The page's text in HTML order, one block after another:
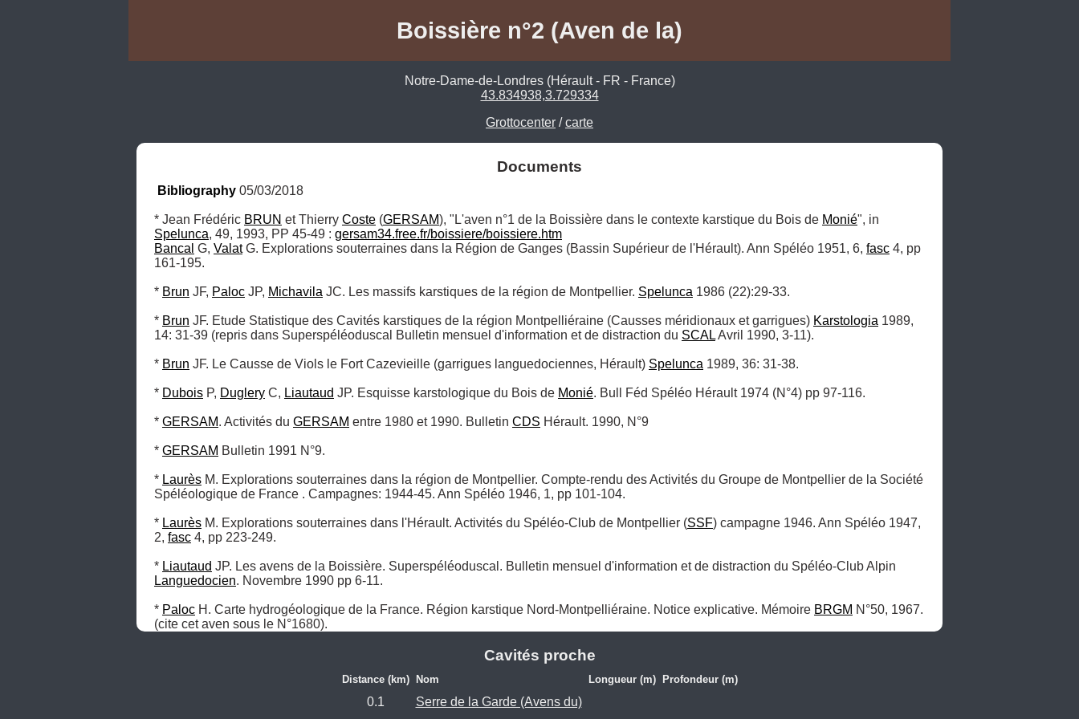
Boissière n°2 (Aven de la)
Notre-Dame-de-Londres (Hérault - FR - France)
43.834938,3.729334
Grottocenter /carte
Documents
Bibliography 05/03/2018
* Jean Frédéric BRUN et Thierry Coste (GERSAM), "L'aven n°1 de la Boissière dans le contexte karstique du Bois de Monié
Spelunca, 49, 1993, PP 45-49 : gersam34.free.fr/boissiere/boissiere.htm
Bancal G, Valat G. Explorations souterraines dans la Région de Ganges (Bassin Supérieur de l'Hérault). Ann Spéléo 1951, 6, fasc 4, pp
161-195.
* Brun JF, Paloc JP, Michavila JC. Les massifs karstiques de la région de Montpellier. Spelunca 1986 (22):29-33.
* Brun JF. Etude Statistique des Cavités karstiques de la région Montpelliéraine (Causses méridionaux et garrigues) Karstologia 1989,
14: 31-39 (repris dans Superspéléoduscal Bulletin mensuel d'information et de distraction du SCAL Avril 1990, 3-11).
* Brun JF. Le Causse de Viols le Fort Cazevieille (garrigues languedociennes, Hérault) Spelunca 1989, 36: 31-38.
* Dubois P, Duglery C, Liautaud JP. Esquisse karstologique du Bois de Monié. Bull Féd Spéléo Hérault 1974 (N°4) pp 97-116.
* GERSAM. Activités du GERSAM entre 1980 et 1990. Bulletin CDS Hérault. 1990, N°9
* GERSAM Bulletin 1991 N°9.
* Laurès M. Explorations souterraines dans la région de Montpellier. Compte-rendu des Activités du Groupe de Montpellier de la Société
Spéléologique de France . Campagnes: 1944-45. Ann Spéléo 1946, 1, pp 101-104.
* Laurès M. Explorations souterraines dans l'Hérault. Activités du Spéléo-Club de Montpellier (SSF) campagne 1946. Ann Spéléo 1947,
2, fasc 4, pp 223-249.
* Liautaud
Languedocien. Novembre 1990 pp 6-11.
* Paloc H. Carte hydrogéologique de la France. Région karstique Nord-Montpelliéraine. Notice explicative. Mémoire BRGM N°50, 1967.
(cite cet aven sous le N°1680).
Cavités proche
Distance (km) Nom Longueur (m) Profondeur (m)
0.1
Serre de la Garde (Avens du)